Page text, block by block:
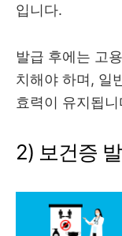
입니다.
발급 후에는 고
치해야 하며, 일
효력이 유지됩니
2) 보건증